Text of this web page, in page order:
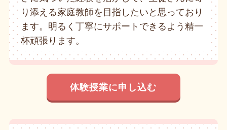
り添える家庭教師を目指したいと思っており
ます。明るく丁寧にサポートできるよう精一
杯頑張ります。
体験授業に申し込む